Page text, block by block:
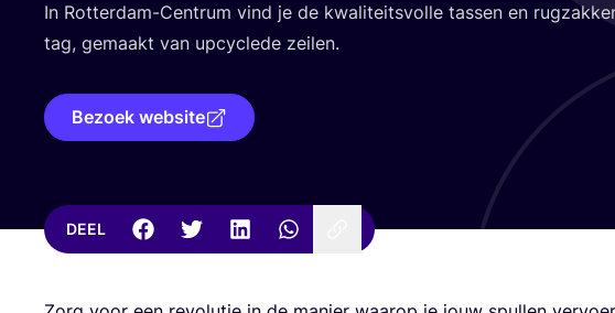
In Rot­ter­dam-Cen­trum vind je de kwa­li­teits­vol­le tas­sen en
tag, gemaakt van upcy­cle­de zeilen.
Bezoek website
DEEL